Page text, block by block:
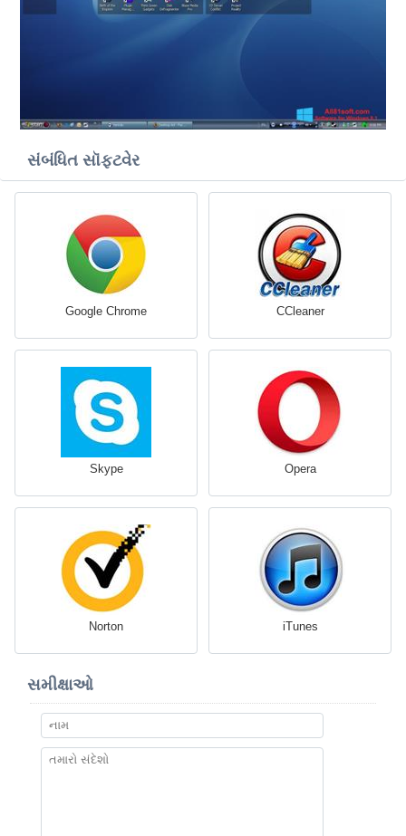
સંબંધિત સૉફ્ટવેર
Google Chrome CCleaner
Skype Opera
Norton iTunes
સમીક્ષાઓ